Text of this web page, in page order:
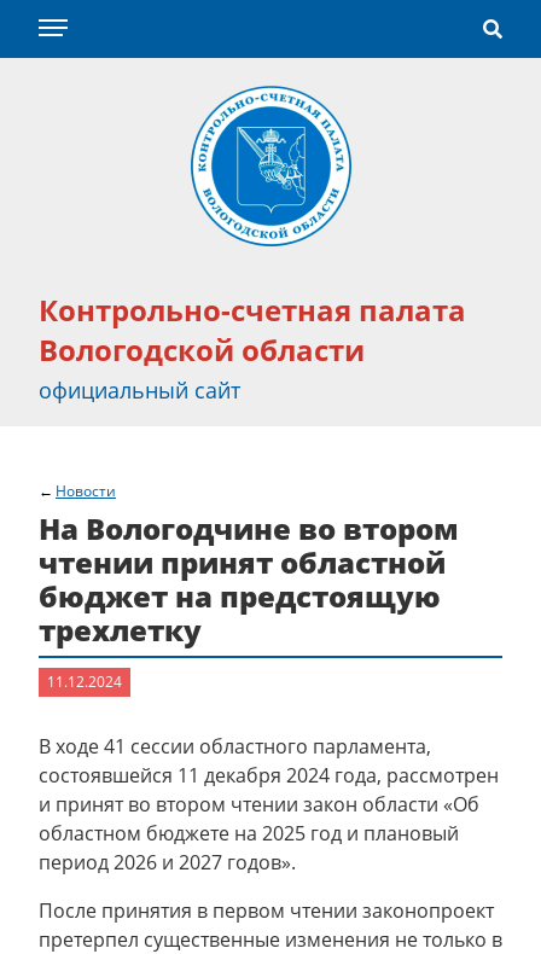
Контрольно-счетная палата
Вологодской области
официальный сайт
Новости
На Вологодчине во втором
чтении принят областной
бюджет на предстоящую
трехлетку
11.12.2024
В ходе 41 сессии областного парламента,
состоявшейся 11 декабря 2024 года, рассмотрен
и принят во втором чтении закон области «Об
областном бюджете на 2025 год и плановый
период 2026 и 2027 годов».
После принятия в первом чтении законопроект
претерпел существенные изменения не только в